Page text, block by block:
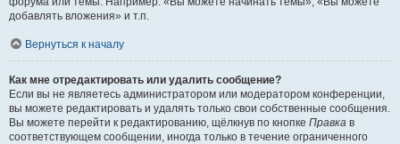
добавлять вложения» и т.п.
Вернуться к началу
Как мне отредактировать или удалить сообщение?
Если вы не являетесь администратором или модератором конференции,
вы можете редактировать и удалять только свои собственные сообщения.
Вы можете перейти к редактированию, щёлкнув по кнопке Правка в
соответствующем сообщении, иногда только в течение ограниченного